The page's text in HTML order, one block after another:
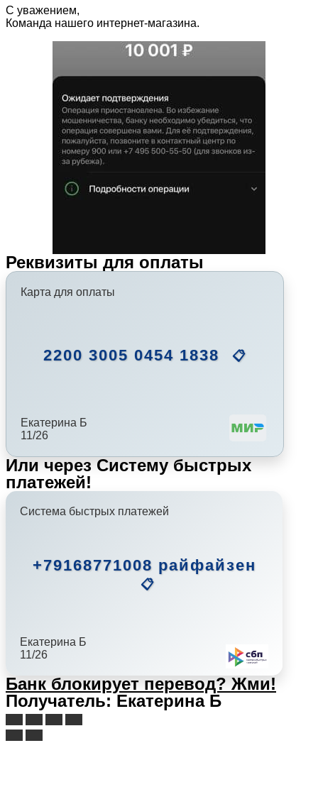
С уважением,
Команда нашего интернет-магазина.
Реквизиты для оплаты
Карта для оплаты
2200 3005 0454 1838 📋
Екатерина Б
11/26
Или через Систему быстрых
платежей!
Система быстрых платежей
+79168771008 райфайзен
📋
Екатерина Б
11/26
Банк блокирует перевод? Жми!
Получатель: Екатерина Б